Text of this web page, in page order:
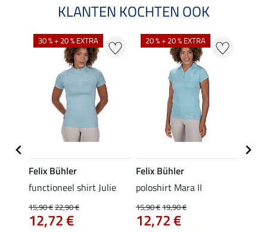
KLANTEN KOCHTEN OOK
30 % + 20 % EXTRA
Felix Bühler
functioneel shirt Julie
15,90 €22,90 €
12,72 €
20 % + 20 % EXTRA
Felix Bühler
poloshirt Mara II
15,90 €19,90 €
12,72 €